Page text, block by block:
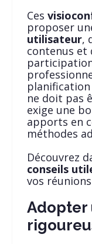
Ces
proposer
utilisateur,
contenus et
planification
ne doit pas
exige une
apports en
méthodes
Découvrez
conseils
vos
Adopter